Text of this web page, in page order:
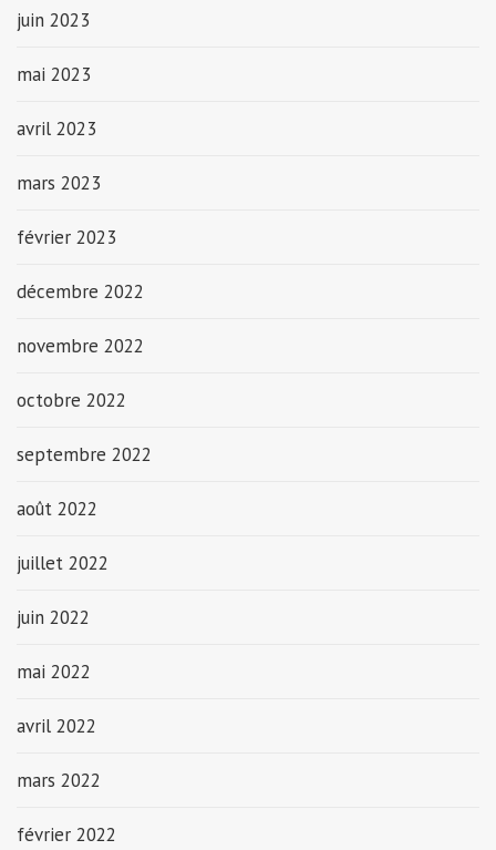
juin 2023
mai 2023
avril 2023
mars 2023
février 2023
décembre 2022
novembre 2022
octobre 2022
septembre 2022
août 2022
juillet 2022
juin 2022
mai 2022
avril 2022
mars 2022
février 2022